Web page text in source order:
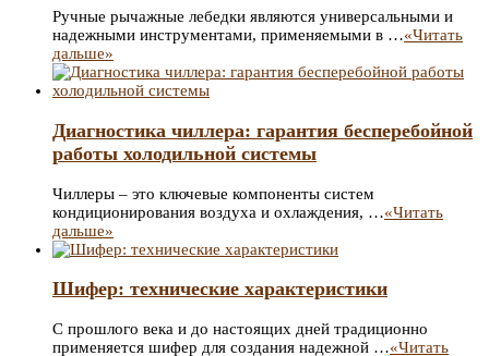
Ручные рычажные лебедки являются универсальными и
надежными инструментами, применяемыми в …«Читать
дальше»
Диагностика чиллера: гарантия бесперебойной
работы холодильной системы
Чиллеры – это ключевые компоненты систем
кондиционирования воздуха и охлаждения, …«Читать
дальше»
Шифер: технические характеристики
С прошлого века и до настоящих дней традиционно
применяется шифер для создания надежной …«Читать